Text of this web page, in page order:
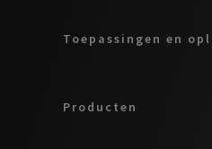
Toepassingen en
Producten